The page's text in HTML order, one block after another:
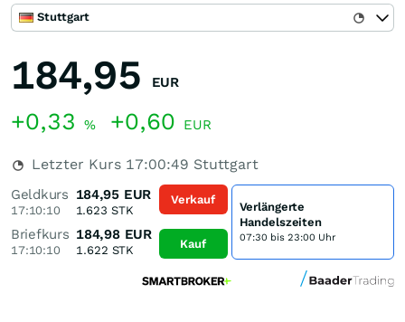
Stuttgart
184,95 EUR
+0,33 % +0,60 EUR
Letzter Kurs 17:00:49 Stuttgart
Geldkurs
17:10:10
184,95 EUR
1.623 STK
Briefkurs
17:10:10
184,98 EUR
1.622 STK
Verkauf
Kauf
Verlängerte
Handelszeiten
07:30 bis 23:00 Uhr